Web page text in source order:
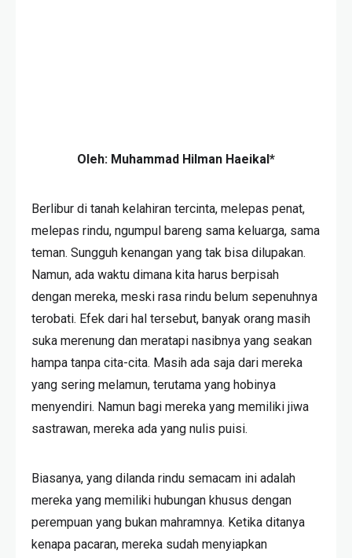
Oleh: Muhammad Hilman Haeikal*
Berlibur di tanah kelahiran tercinta, melepas penat,
melepas rindu, ngumpul bareng sama keluarga, sama
teman. Sungguh kenangan yang tak bisa dilupakan.
Namun, ada waktu dimana kita harus berpisah
dengan mereka, meski rasa rindu belum sepenuhnya
terobati. Efek dari hal tersebut, banyak orang masih
suka merenung dan meratapi nasibnya yang seakan
hampa tanpa cita-cita. Masih ada saja dari mereka
yang sering melamun, terutama yang hobinya
menyendiri. Namun bagi mereka yang memiliki jiwa
sastrawan, mereka ada yang nulis puisi.
Biasanya, yang dilanda rindu semacam ini adalah
mereka yang memiliki hubungan khusus dengan
perempuan yang bukan mahramnya. Ketika ditanya
kenapa pacaran, mereka sudah menyiapkan